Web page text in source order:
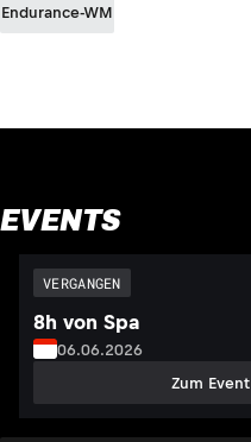
Endurance-WM
EVENTS
VERGANGEN
8h von Spa
06.06.2026
Zum Event